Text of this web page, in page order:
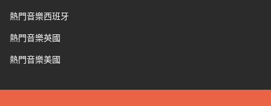
熱門音樂西班牙
熱門音樂英國
熱門音樂美國